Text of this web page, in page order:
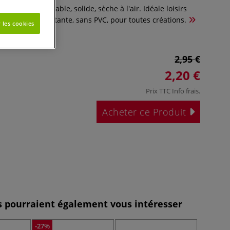
400g, malléable, solide, sèche à l'air. Idéale loisirs
se vernit. Résistante, sans PVC, pour toutes créations.
2,95 €
2,20 €
Prix TTC Info frais.
Acheter ce Produit
pourraient également vous intéresser
-27%
cookies